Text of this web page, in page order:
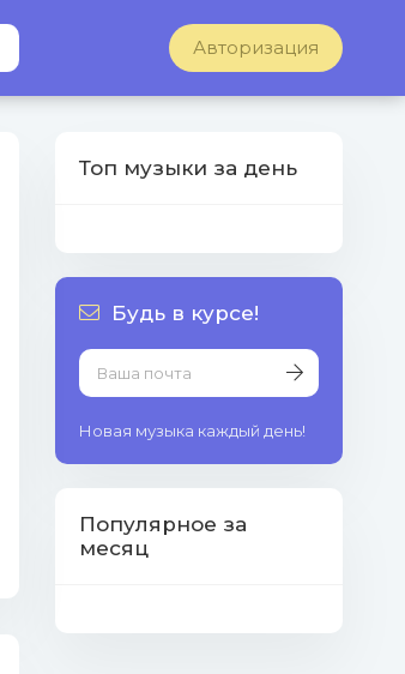
Авторизация
Топ музыки за день
Будь в курсе!
Новая музыка каждый день!
Популярное за
месяц